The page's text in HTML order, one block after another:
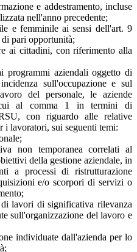
e addestramento, incluse
nell'anno precedente;
e femminile ai sensi dell'art. 9
pari opportunità;
ai cittadini, con riferimento alla
programmi aziendali oggetto di
sull'occupazione e sul
del personale, le aziende
cui al comma 1 in termini di
con riguardo alle relative
i lavoratori, sui seguenti temi:
non temporanea correlati al
della gestione aziendale, in
a processi di ristrutturazione
e/o scorpori di servizi o
lavori di significativa rilevanza
sull'organizzazione del lavoro e
individuate dall'azienda per lo